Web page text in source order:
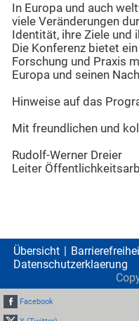
In Europa und auch
viele Veränderungen
Identität, ihre Ziele und
Die Konferenz bietet
Forschung und Praxis
Europa und seinen
Hinweise auf das
Mit freundlichen und
Rudolf-Werner Dreier
Leiter
Übersicht
Datenschutzerklaerung
Facebook